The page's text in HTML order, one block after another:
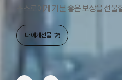
스스로에게 기분 좋은 보상을 선
나에게선물